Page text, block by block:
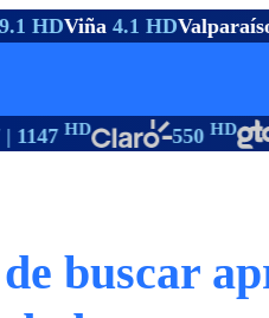
HDViña4.1 HDValparaíso
HD 550HD
buscar